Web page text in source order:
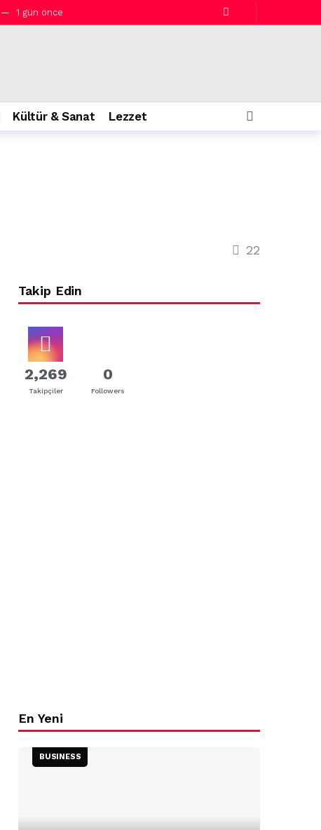
1 gün önce
Kültür & Sanat Lezzet
22
Takip Edin
2,269
Takipçiler
0
Followers
En Yeni
BUSINESS